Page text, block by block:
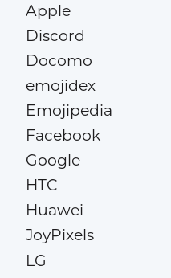
Apple
Discord
Docomo
emojidex
Emojipedia
Facebook
Google
HTC
Huawei
JoyPixels
LG